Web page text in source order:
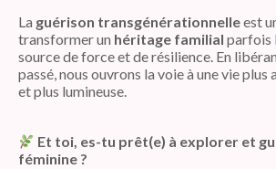
La guérison transgénérationnelleest
transformer un héritage familial parfois
source de force et de résilience. En
passé, nous ouvrons la voie à une vie plus
et plus lumineuse.
Et toi, es-tu prêt(e) à explorer et
féminine ?